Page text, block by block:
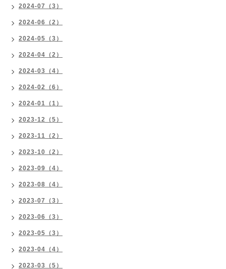
2024-07（3）
2024-06（2）
2024-05（3）
2024-04（2）
2024-03（4）
2024-02（6）
2024-01（1）
2023-12（5）
2023-11（2）
2023-10（2）
2023-09（4）
2023-08（4）
2023-07（3）
2023-06（3）
2023-05（3）
2023-04（4）
2023-03（5）